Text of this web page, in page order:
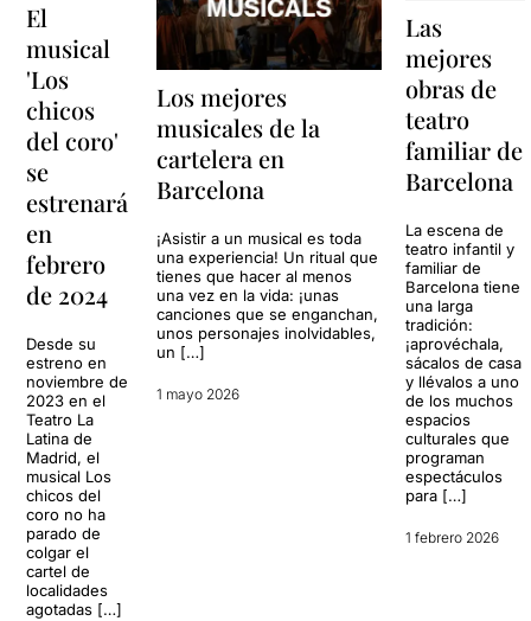
El
musical
'Los
chicos
del coro'
se
estrenará
en
febrero
de 2024
Desde su
estreno en
noviembre de
2023 en el
Teatro La
Latina de
Madrid, el
musical Los
chicos del
coro no ha
parado de
colgar el
cartel de
localidades
agotadas […]
Los mejores
musicales de la
cartelera en
Barcelona
¡Asistir a un musical es toda
una experiencia! Un ritual que
tienes que hacer al menos
una vez en la vida: ¡unas
canciones que se enganchan,
unos personajes inolvidables,
un […]
1 mayo 2026
Las
mejores
obras de
teatro
familiar de
Barcelona
La escena de
teatro infantil y
familiar de
Barcelona tiene
una larga
tradición:
¡aprovéchala,
sácalos de casa
y llévalos a uno
de los muchos
espacios
culturales que
programan
espectáculos
para […]
1 febrero 2026